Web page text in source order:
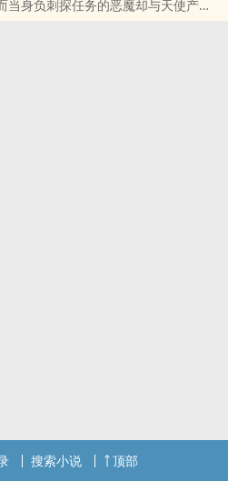
当身负刺探任务的恶魔却与天使产生
搜索小说 顶部